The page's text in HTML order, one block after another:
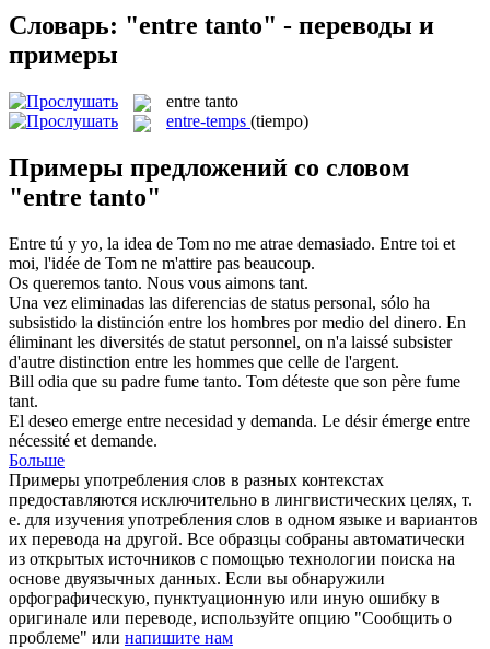
Словарь: "entre tanto" - переводы и
примеры
entre tanto
entre-temps (tiempo)
Примеры предложений со словом
"entre tanto"
Entre tú y yo, la idea de Tom no me atrae demasiado. Entre toi et
moi, l'idée de Tom ne m'attire pas beaucoup.
Os queremos tanto. Nous vous aimons tant.
Una vez eliminadas las diferencias de status personal, sólo ha
subsistido la distinción entre los hombres por medio del dinero. En
éliminant les diversités de statut personnel, on n'a laissé subsister
d'autre distinction entre les hommes que celle de l'argent.
Bill odia que su padre fume tanto. Tom déteste que son père fume
tant.
El deseo emerge entre necesidad y demanda. Le désir émerge entre
nécessité et demande.
Больше
Примеры употребления слов в разных контекстах
предоставляются исключительно в лингвистических целях, т.
е. для изучения употребления слов в одном языке и вариантов
их перевода на другой. Все образцы собраны автоматически
из открытых источников с помощью технологии поиска на
основе двуязычных данных. Если вы обнаружили
орфографическую, пунктуационную или иную ошибку в
оригинале или переводе, используйте опцию "Сообщить о
проблеме" или напишите нам